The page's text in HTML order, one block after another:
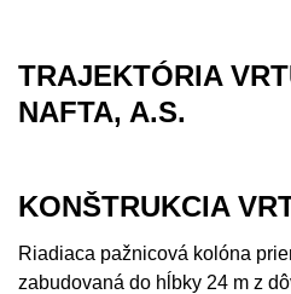
TRAJEKTÓRIA
NAFTA, A.S.
KONŠTRUKCIA
Riadiaca pažnicová kolóna
zabudovaná do hĺbky 24 m z